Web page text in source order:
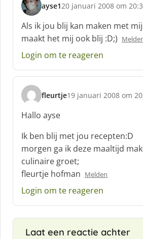
ayse1
s
c
h
r
e
f
20 januari 2008 om
Als ik jou blij kan maken met
maakt het mij ook blij :D;)
Login om te reageren
fleurtje
s
c
h
r
e
f
:
19 januari 2008 om
Hallo ayse
Ik ben blij met jou recepten:D
morgen ga ik deze maaltijd
culinaire groet;
fleurtje hofman Melden
Login om te reageren
Laat een reactie achter